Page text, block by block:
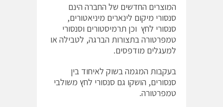
המוצרים החדשים של החברה הינם
סנסורי מיקום לינארים מיניאטורים,
סנסורי לחץ וכן תרמיסטורים וסנסורי
טמפרטורה בתצורות הברגה, לטבילה או
למעגלים מודפסים.
בעקבות המגמה בשוק לאיחוד בין
סנסורים, הושקו גם סנסורי לחץ משולבי
טמפרטורה.